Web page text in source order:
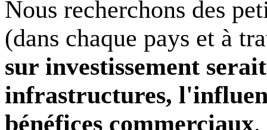
Nous recherchons des
(dans chaque pays et à
sur investissement
infrastructures,
bénéfices commerciaux